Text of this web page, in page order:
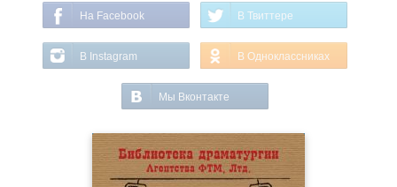
На Facebook В Твиттере
В Instagram В Одноклассниках
Мы Вконтакте